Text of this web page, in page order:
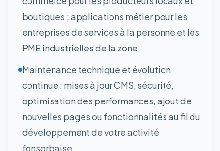
boutiques ; applications métier pour les
entreprises de services à la personne et les
PME industrielles de la zone
Maintenance technique et évolution
continue : mises à jour CMS, sécurité,
optimisation des performances, ajout de
nouvelles pages ou fonctionnalités au fil du
développement de votre activité
fonsorbaise